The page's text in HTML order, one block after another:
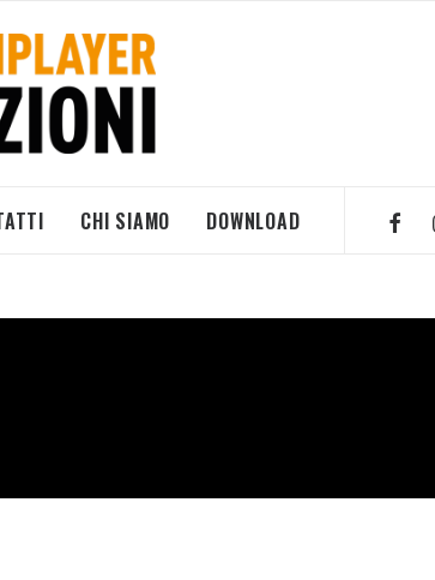
CHI SIAMO DOWNLOAD